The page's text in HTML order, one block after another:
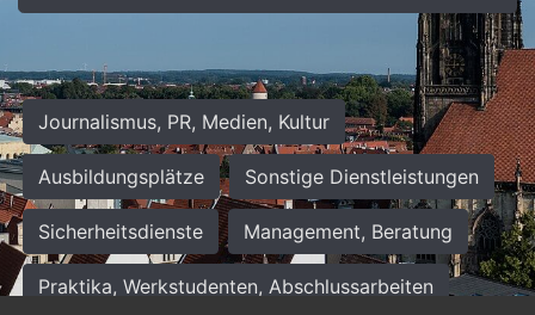
Journalismus, PR, Medien, Kultur
Ausbildungsplätze Sonstige Dienstleistungen
Sicherheitsdienste Management, Beratung
Praktika, Werkstudenten, Abschlussarbeiten